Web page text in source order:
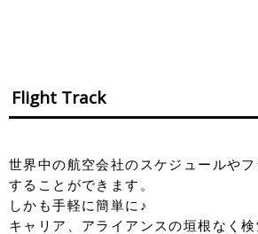
Flight Track
世界中の航空会社のスケジュールや
することができます。
しかも手軽に簡単に♪
キャリア、アライアンスの垣根なく